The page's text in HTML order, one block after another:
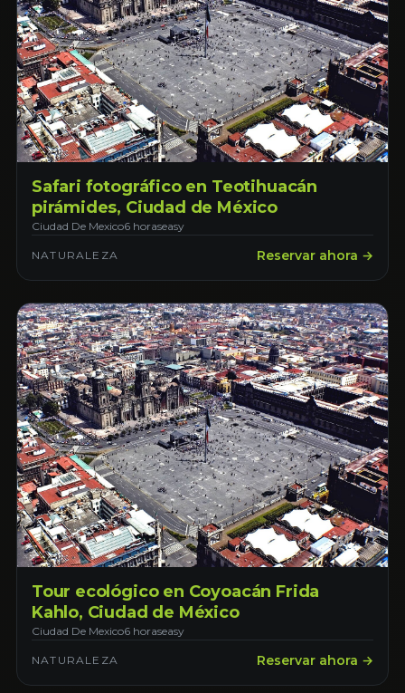
Safari fotográfico en Teotihuacán
pirámides, Ciudad de México
Ciudad De Mexico6 horaseasy
NATURALEZA Reservar ahora →
Tour ecológico en Coyoacán Frida
Kahlo, Ciudad de México
Ciudad De Mexico6 horaseasy
NATURALEZA Reservar ahora →